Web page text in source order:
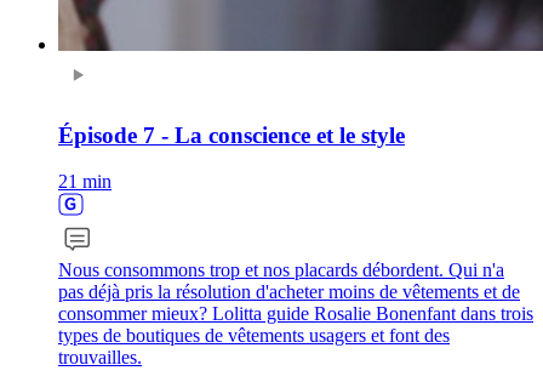
Épisode 7 - La conscience et le style
21 min
Nous consommons trop et nos placards débordent. Qui n'a
pas déjà pris la résolution d'acheter moins de vêtements et de
consommer mieux? Lolitta guide Rosalie Bonenfant dans trois
types de boutiques de vêtements usagers et font des
trouvailles.